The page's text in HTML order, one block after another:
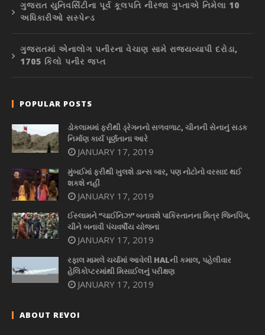
ગુજરાત યુનિવર્સિટીના પૂર્વ કૂલપતિ નીરજા ગુપ્તાએ નિમેલા 10
અધિકારીઓ સસ્પેન્ડ
ગુજરાતમાં એનાલોગ પનીરના વેચાણ સામે રાજ્યવ્યાપી દરોડા,
1705 કિલો પનીર જપ્ત
POPULAR POSTS
ડોકલામમાં ફરીથી ડ્રેગનનો સળવળાટ, ચીનની સેનાનું સડક
નિર્માણ કાર્ય પૂર્ણતાના આરે
JANUARY 17, 2019
મુંબઈમાં ફરીથી ખુલશે ડાન્સ બાર, પણ નોટોનો વરસાદ થઈ
શકશે નહીં
JANUARY 17, 2019
ઈસ્લામને “ચાઈનિઝ” બનાવશે પાકિસ્તાનના મિત્ર જિનપિંગ,
ચીને બનાવી પંચવર્ષીય યોજના
JANUARY 17, 2019
રફાલ મામલે ચર્ચામાં આવેલી HALની કમાલ, પહેલીવાર
હેલિકોપ્ટરમાંથી મિસાઈલનું પરીક્ષણ
JANUARY 17, 2019
ABOUT REVOI